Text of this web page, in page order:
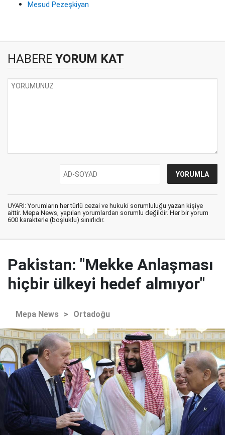
Mesud Pezeşkiyan
HABERE YORUM KAT
UYARI: Yorumların her türlü cezai ve hukuki sorumluluğu yazan kişiye
aittir. Mepa News, yapılan yorumlardan sorumlu değildir. Her bir yorum
600 karakterle (boşluklu) sınırlıdır.
Pakistan: "Mekke Anlaşması
hiçbir ülkeyi hedef almıyor"
Mepa News > Ortadoğu